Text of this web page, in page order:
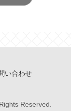
い合わせ
Reserved.